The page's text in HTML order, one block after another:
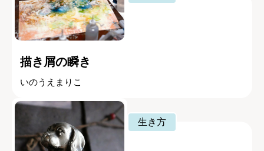
描き屑の瞬き
いのうえまりこ
生き方